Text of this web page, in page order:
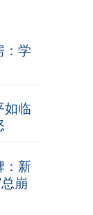
：学
如临
：新
崩